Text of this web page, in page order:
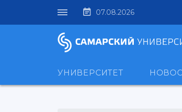
07.08.2026
УНИВЕРСИТЕТ